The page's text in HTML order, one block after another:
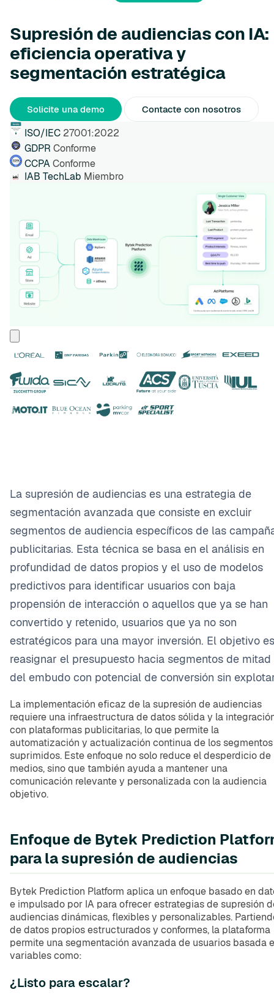
Supresión de audiencias con IA:
eficiencia operativa y
segmentación estratégica
Solicite una demo Contacte con nosotros
ISO/IEC 27001:2022
GDPR Conforme
CCPAConforme
IAB TechLab Miembro
La supresión de audiencias es una estrategia de
segmentación avanzada que consiste en excluir
segmentos de audiencia específicos de las
publicitarias. Esta técnica se basa en el análisis en
profundidad de datos propios y el uso de modelos
predictivos para identificar usuarios con baja
propensión de interacción o aquellos que ya se han
convertido y retenido, usuarios que ya no son
estratégicos para una mayor inversión. El objetivo es
reasignar el presupuesto hacia segmentos de mitad
del embudo con potencial de conversión sin
La implementación eficaz de la supresión de audiencias
requiere una infraestructura de datos sólida y la
con plataformas publicitarias, lo que permite la
automatización y actualización continua de los segmentos
suprimidos. Este enfoque no solo reduce el desperdicio de
medios, sino que también ayuda a mantener una
comunicación relevante y personalizada con la audiencia
objetivo.
Enfoque de Bytek Prediction
para la supresión de audiencias
Bytek Prediction Platform aplica un enfoque basado en
e impulsado por IA para ofrecer estrategias de supresión
audiencias dinámicas, flexibles y personalizables.
de datos propios estructurados y conformes, la plataforma
permite una segmentación avanzada de usuarios basada
variables como:
¿Listo para escalar?